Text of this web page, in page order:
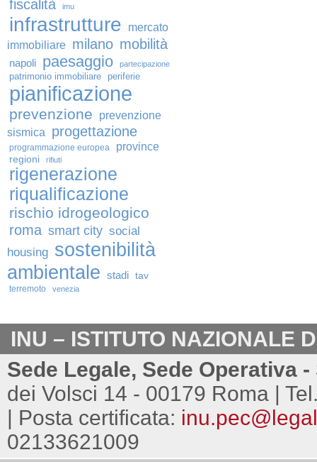
fiscalità imu
infrastrutture
mercato
immobiliare milano mobilità
napoli paesaggio partecipazione
patrimonio immobiliare periferie
pianificazione
prevenzione
prevenzione
sismica
progettazione
programmazione europea province
regioni rifiuti
rigenerazione
riqualificazione
rischio idrogeologico
roma smart city social
housing sostenibilità
ambientale stadi tav
terremoto venezia
INU – ISTITUTO NAZIONALE
Sede Legale, Sede Operativa
dei Volsci 14 - 00179 Roma |
| Posta certificata:
02133621009